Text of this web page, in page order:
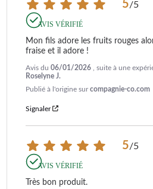
5/5
AVIS VÉRIFIÉ
Mon fils adore les fruits rouges
fraise et il adore !
Avis du 06/01/2026 , suite à une
Roselyne J.
Publié à l'origine surcompagnie-co.com
Signaler
5/5
AVIS VÉRIFIÉ
Très bon produit.